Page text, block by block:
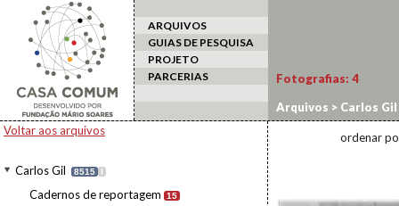
ARQUIVOS
GUIAS DE PESQUISA
PROJETO
PARCERIAS
Voltar aos arquivos
Carlos Gil 8515 I
Cadernos de reportagem 15
Fotografias: 4
Arquivos > Carlos Gil
Branco
ordenar